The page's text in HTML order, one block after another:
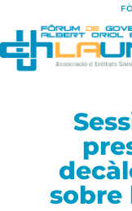
sobre